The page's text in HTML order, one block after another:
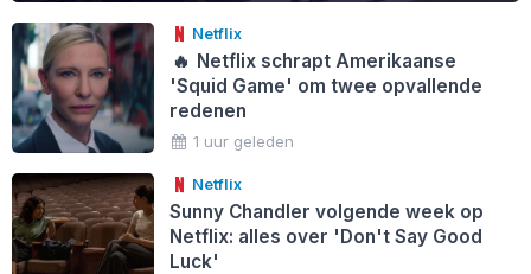
Netflix
🔥 Netflix schrapt Amerikaanse
'Squid Game' om twee opvallende
redenen
1 uur geleden
Netflix
Sunny Chandler volgende week op
Netflix: alles over 'Don't Say Good
Luck'